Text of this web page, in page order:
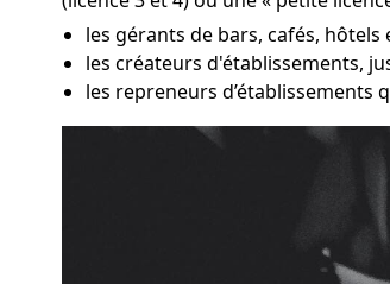
les gérants de bars, cafés, hôtels
les créateurs d'établissements,
les repreneurs d’établissements